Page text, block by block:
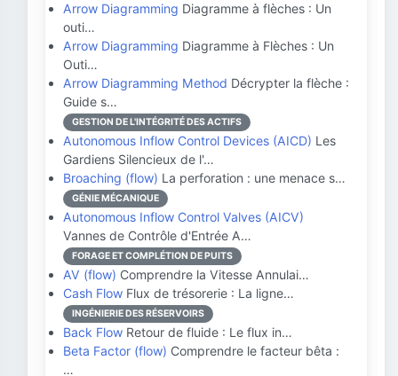
Arrow Diagramming Diagramme à flèches : Un
outi…
Arrow Diagramming Diagramme à Flèches : Un
Outi…
Arrow Diagramming Method Décrypter la flèche :
Guide s…
GESTION DE L'INTÉGRITÉ DES ACTIFS
Autonomous Inflow Control Devices (AICD) Les
Gardiens Silencieux de l'…
Broaching (flow) La perforation : une menace s…
GÉNIE MÉCANIQUE
Autonomous Inflow Control Valves (AICV)
Vannes de Contrôle d'Entrée A…
FORAGE ET COMPLÉTION DE PUITS
AV (flow) Comprendre la Vitesse Annulai…
Cash Flow Flux de trésorerie : La ligne…
INGÉNIERIE DES RÉSERVOIRS
Back Flow Retour de fluide : Le flux in…
Beta Factor (flow) Comprendre le facteur bêta :
…